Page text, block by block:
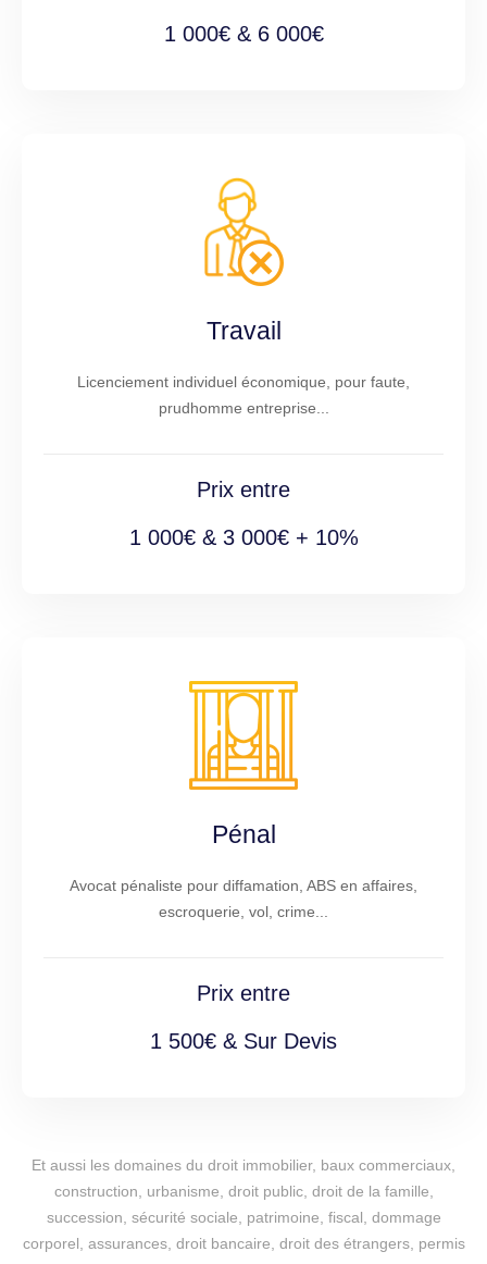
1 000€ & 6 000€
Travail
Licenciement individuel économique, pour faute,
prudhomme entreprise...
Prix entre
1 000€ & 3 000€ + 10%
Pénal
Avocat pénaliste pour diffamation, ABS en affaires,
escroquerie, vol, crime...
Prix entre
1 500€ & Sur Devis
Et aussi les domaines du droit immobilier, baux commerciaux,
construction, urbanisme, droit public, droit de la famille,
succession, sécurité sociale, patrimoine, fiscal, dommage
corporel, assurances, droit bancaire, droit des étrangers, permis